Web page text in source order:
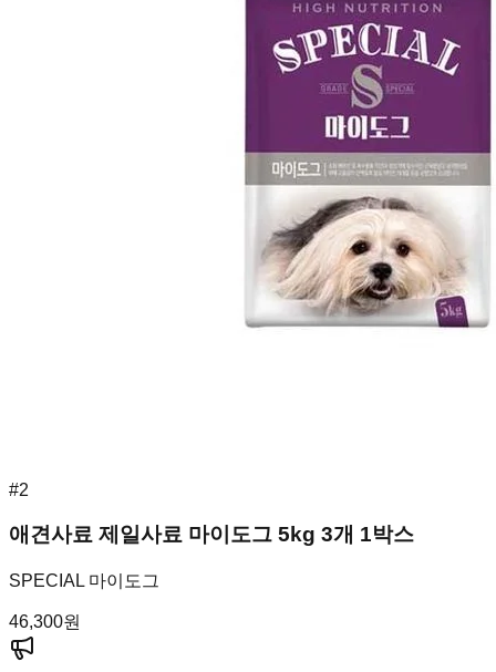
#2
애견사료 제일사료 마이도그 5kg 3개 1박스
SPECIAL 마이도그
46,300원